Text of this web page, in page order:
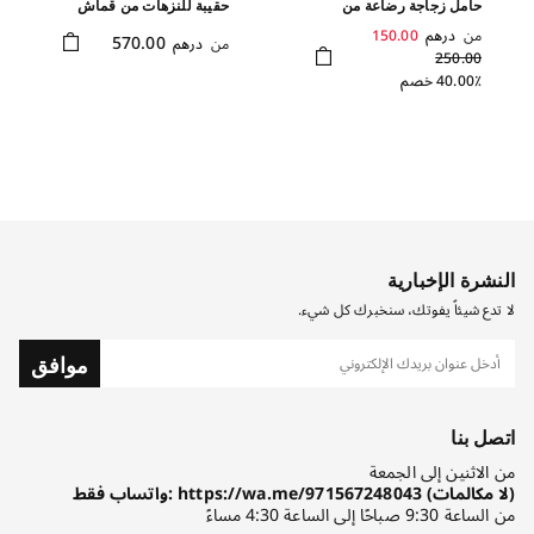
حامل زجاجة رضاعة من
من درهم 150.00
250.00
40.00٪ خصم
حقيبة للنزهات من قماش
من درهم 570.00
النشرة الإخبارية
لا تدع شيئاً يفوتك، سنخبرك كل شيء.
موافق
اتصل بنا
من الاثنين إلى الجمعة
واتساب فقط: https://wa.me/971567248043 (لا مكالمات)
من الساعة 9:30 صباحًا إلى الساعة 4:30 مساءً